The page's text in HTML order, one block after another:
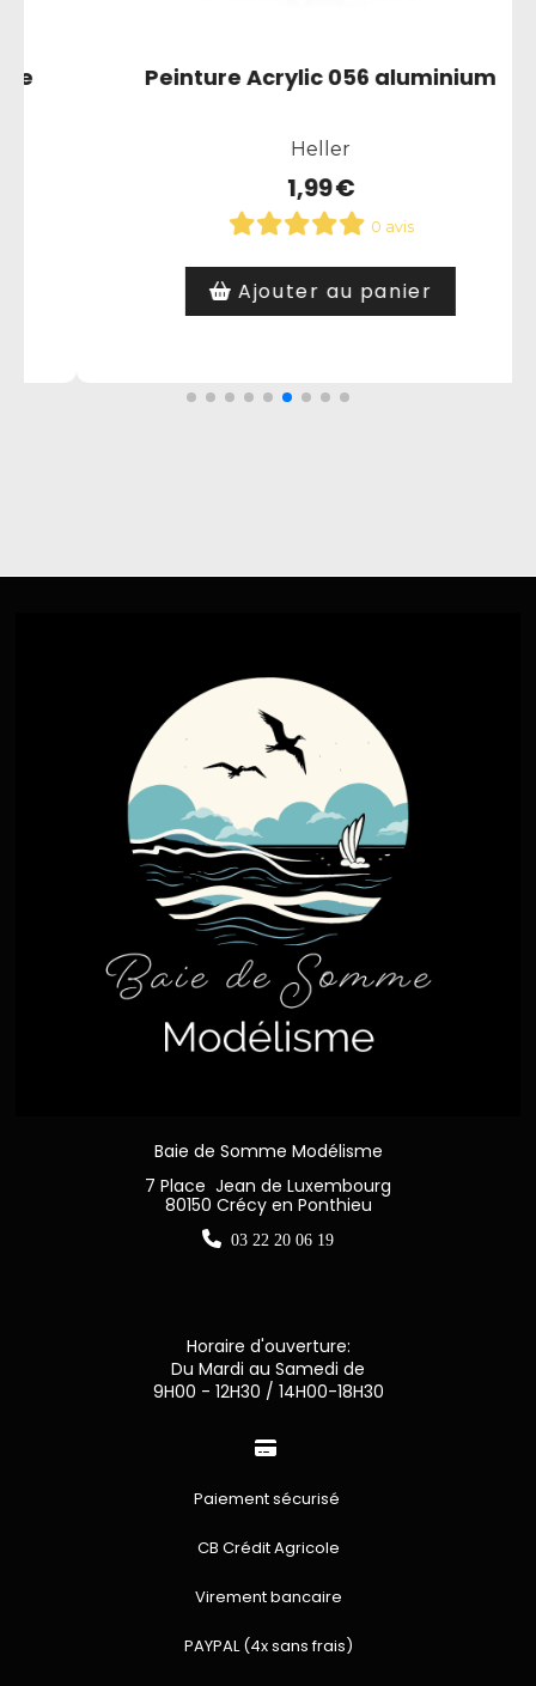
Peinture Acrylic 085 noir de charbon
Heller
1,99€
0 avis
Article hors stock
Baie de Somme Modélisme
7 Place Jean de Luxembourg
80150 Crécy en Ponthieu
 03 22 20 06 19
Horaire d'ouverture:
Du Mardi au Samedi de
9H00 - 12H30 / 14H00-18H30

Paiement sécurisé
CB Crédit Agricole
Virement bancaire
PAYPAL (4x sans frais)